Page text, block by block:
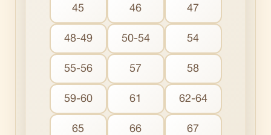
45 46 47
48-49 50-54 54
55-56 57 58
59-60 61 62-64
65 66 67